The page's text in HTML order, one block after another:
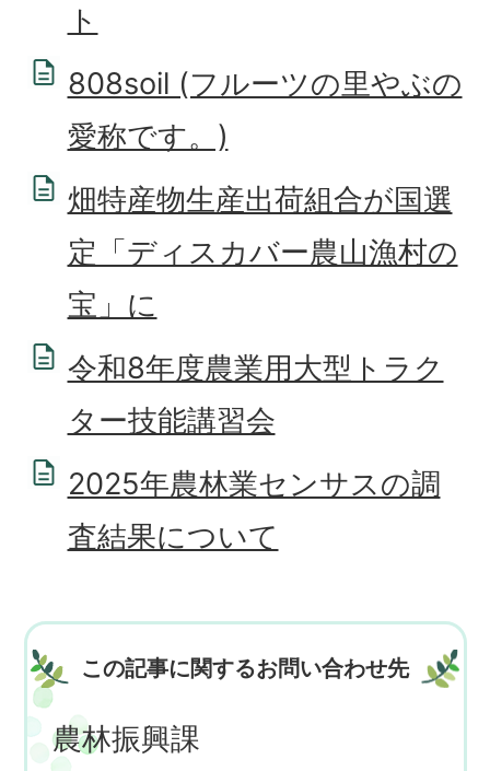
ト
808soil (フルーツの里やぶの
愛称です。)
畑特産物生産出荷組合が国選
定「ディスカバー農山漁村の
宝」に
令和8年度農業用大型トラク
ター技能講習会
2025年農林業センサスの調
査結果について
この記事に関するお問い合わせ先
農林振興課